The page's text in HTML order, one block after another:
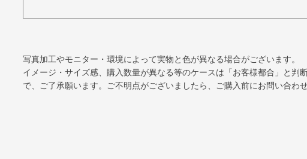
写真加工やモニター・環境によって実物と色が異なる場合がございます。
イメージ・サイズ感、購入数量が異なる等のケースは「お客様都合」と判
で、ご了承願います。ご不明点がございましたら、ご購入前にお問い合わ